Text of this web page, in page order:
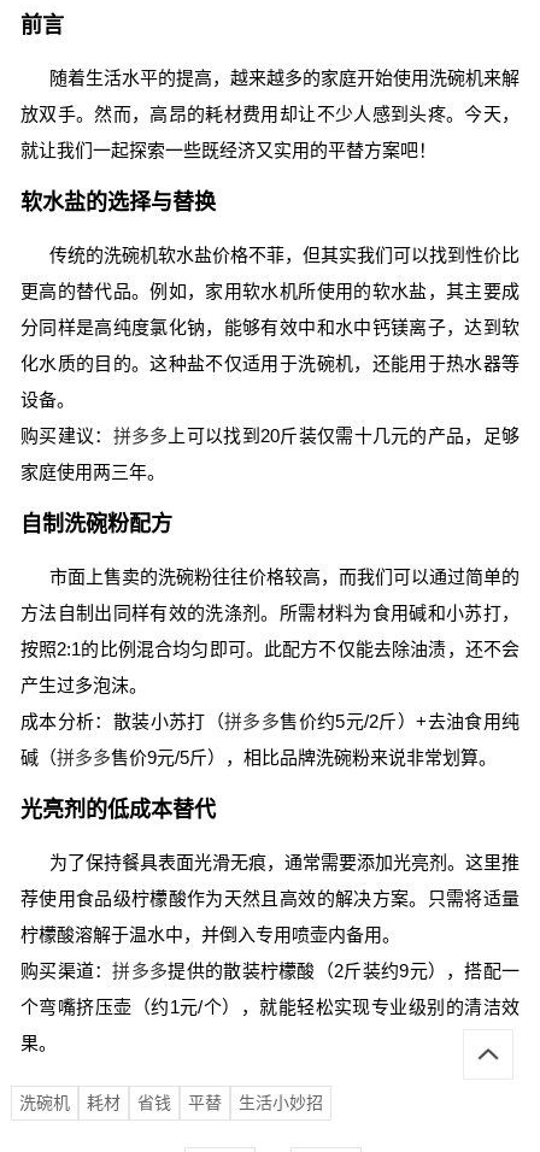
前言
随着生活水平的提高，越来越多的家庭开始使用洗碗机来解
放双手。然而，高昂的耗材费用却让不少人感到头疼。今天，
就让我们一起探索一些既经济又实用的平替方案吧！
软水盐的选择与替换
传统的洗碗机软水盐价格不菲，但其实我们可以找到性价比
更高的替代品。例如，家用软水机所使用的软水盐，其主要成
分同样是高纯度氯化钠，能够有效中和水中钙镁离子，达到软
化水质的目的。这种盐不仅适用于洗碗机，还能用于热水器等
设备。
购买建议： 拼多多 上可以找到20斤装仅需十几元的产品，足够
家庭使用两三年。
自制洗碗粉配方
市面上售卖的洗碗粉往往价格较高，而我们可以通过简单的
方法自制出同样有效的洗涤剂。所需材料为食用碱和小苏打，
按照2:1的比例混合均匀即可。此配方不仅能去除油渍，还不会
产生过多泡沫。
成本分析：散装小苏打（拼多多售价约5元/2斤）+去油食用纯
碱（拼多多售价9元/5斤），相比品牌洗碗粉来说非常划算。
光亮剂的低成本替代
为了保持餐具表面光滑无痕，通常需要添加光亮剂。这里推
荐使用食品级柠檬酸作为天然且高效的解决方案。只需将适量
柠檬酸溶解于温水中，并倒入专用喷壶内备用。
购买渠道：拼多多提供的散装柠檬酸（2斤装约9元），搭配一
个弯嘴挤压壶（约1元/个），就能轻松实现专业级别的清洁效
果。
洗碗机 耗材 省钱 平替 生活小妙招